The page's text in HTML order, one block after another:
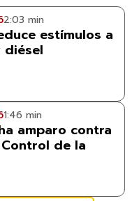
2:03 min
estímulos a
diésel
1:46 min
amparo contra
de la